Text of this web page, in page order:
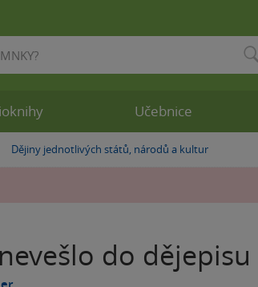
»
Dějiny jednotlivých států, národů a kultur
do dějepisu
Učebnice